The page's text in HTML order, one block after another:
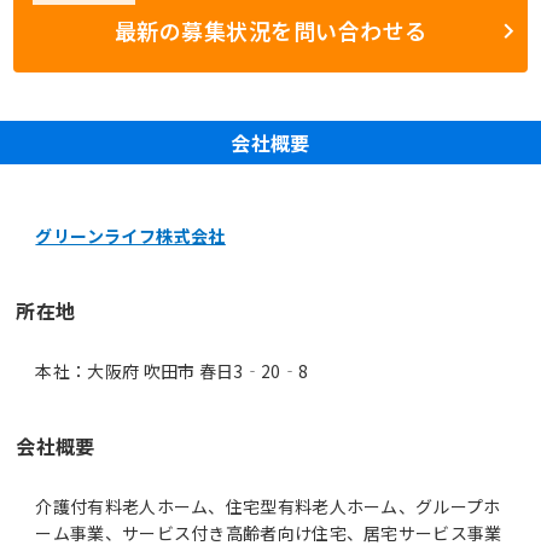
最新の募集状況を問い合わせる
会社概要
グリーンライフ株式会社
所在地
本社：大阪府 吹田市 春日3‐20‐8
会社概要
介護付有料老人ホーム、住宅型有料老人ホーム、グループホ
ーム事業、サービス付き高齢者向け住宅、居宅サービス事業